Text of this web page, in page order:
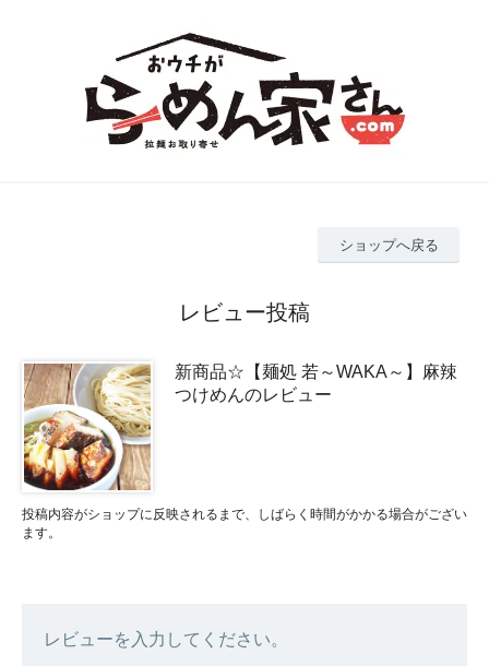
ショップへ戻る
レビュー投稿
新商品☆【麺処 若～WAKA～】麻辣
つけめんのレビュー
投稿内容がショップに反映されるまで、しばらく時間がかかる場合がござい
ます。
レビューを入力してください。